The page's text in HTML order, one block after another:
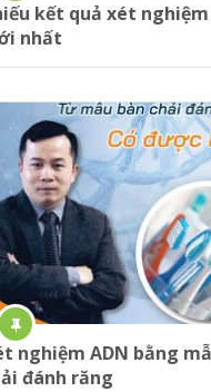
kết quả xét nghiệm
nhất
nghiệm ADN bằng
đánh răng